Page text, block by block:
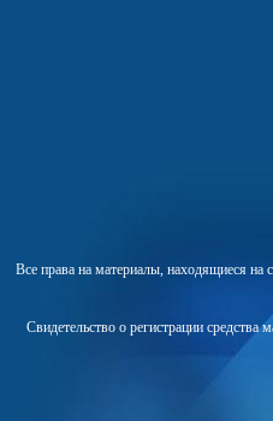
Все права на материалы, находящиеся
Свидетельство о регистрации